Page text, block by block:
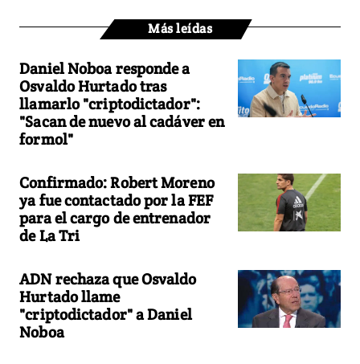
Más leídas
Daniel Noboa responde a
Osvaldo Hurtado tras
llamarlo "criptodictador":
"Sacan de nuevo al cadáver en
formol"
Confirmado: Robert Moreno
ya fue contactado por la FEF
para el cargo de entrenador
de La Tri
ADN rechaza que Osvaldo
Hurtado llame
"criptodictador" a Daniel
Noboa